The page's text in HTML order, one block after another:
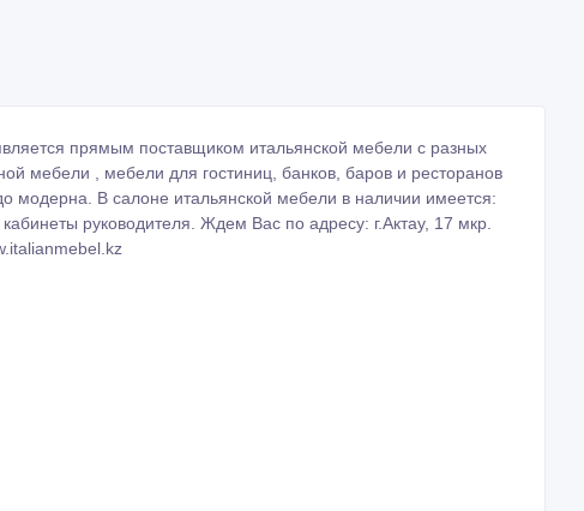
прямым поставщиком итальянской мебели с разных
мебели , мебели для гостиниц, банков, баров и ресторанов
модерна. В салоне итальянской мебели в наличии имеется:
руководителя. Ждем Вас по адресу: г.Актау, 17 мкр.